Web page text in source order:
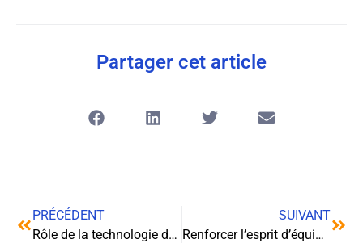
Partager cet article
PRÉCÉDENT
Rôle de la technologie dans la gestion des ressources
SUIVANT
Renforcer l’esprit d’équipe au sein de l’entreprise avec les activités de team-building